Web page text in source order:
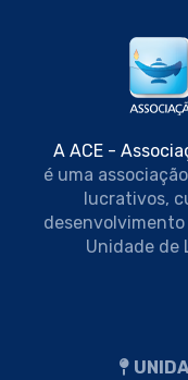
A ACE -
é uma
lucrativos,
Unidade de